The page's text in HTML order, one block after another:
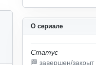
О сериале
Статус
🏁 завершен/закрыт